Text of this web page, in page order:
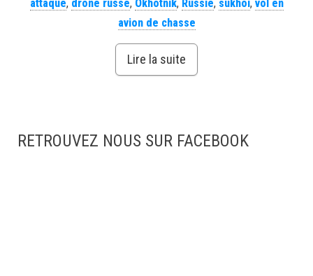
attaque, drone russe, Okhotnik, Russie, sukhoi, vol en
avion de chasse
Lire la suite
RETROUVEZ NOUS SUR FACEBOOK